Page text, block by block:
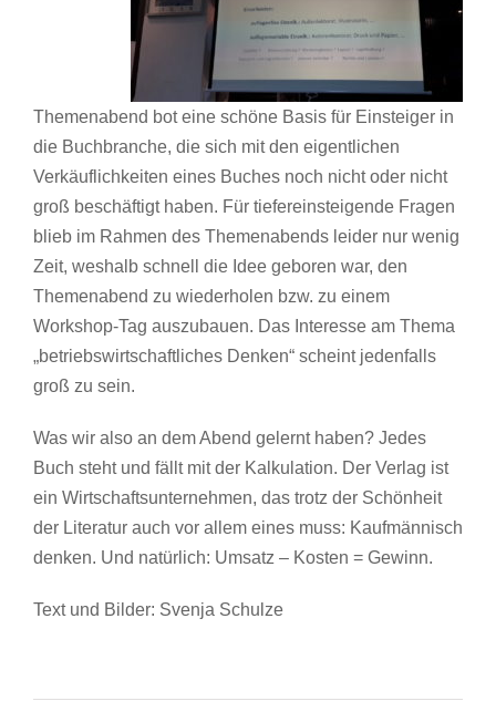
Themenabend bot eine schöne Basis für Einsteiger in
die Buchbranche, die sich mit den eigentlichen
Verkäuflichkeiten eines Buches noch nicht oder nicht
groß beschäftigt haben. Für tiefereinsteigende Fragen
blieb im Rahmen des Themenabends leider nur wenig
Zeit, weshalb schnell die Idee geboren war, den
Themenabend zu wiederholen bzw. zu einem
Workshop-Tag auszubauen. Das Interesse am Thema
„betriebswirtschaftliches Denken“ scheint jedenfalls
groß zu sein.
Was wir also an dem Abend gelernt haben? Jedes
Buch steht und fällt mit der Kalkulation. Der Verlag ist
ein Wirtschaftsunternehmen, das trotz der Schönheit
der Literatur auch vor allem eines muss: Kaufmännisch
denken. Und natürlich: Umsatz – Kosten = Gewinn.
Text und Bilder: Svenja Schulze